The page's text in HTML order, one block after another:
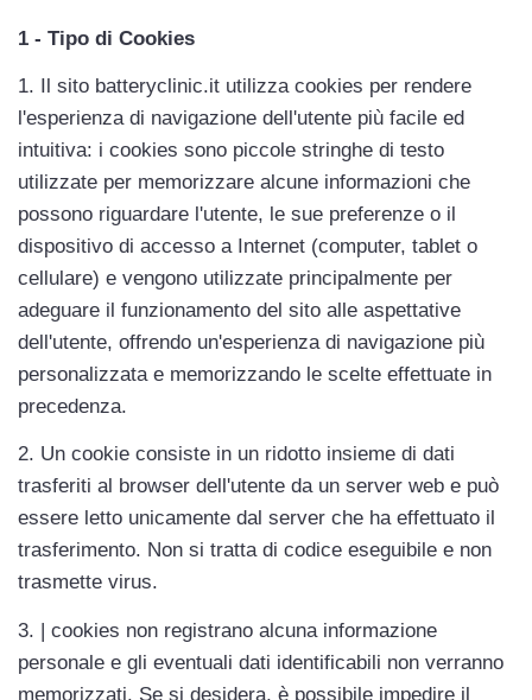
1 - Tipo di Cookies
1. Il sito batteryclinic.it utilizza cookies per rendere
l'esperienza di navigazione dell'utente più facile ed
intuitiva: i cookies sono piccole stringhe di testo
utilizzate per memorizzare alcune informazioni che
possono riguardare l'utente, le sue preferenze o il
dispositivo di accesso a Internet (computer, tablet o
cellulare) e vengono utilizzate principalmente per
adeguare il funzionamento del sito alle aspettative
dell'utente, offrendo un'esperienza di navigazione più
personalizzata e memorizzando le scelte effettuate in
precedenza.
2. Un cookie consiste in un ridotto insieme di dati
trasferiti al browser dell'utente da un server web e può
essere letto unicamente dal server che ha effettuato il
trasferimento. Non si tratta di codice eseguibile e non
trasmette virus.
3. | cookies non registrano alcuna informazione
personale e gli eventuali dati identificabili non verranno
memorizzati. Se si desidera, è possibile impedire il